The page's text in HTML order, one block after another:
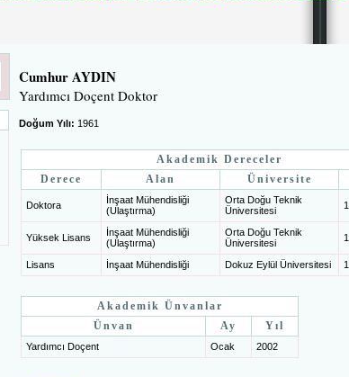
Cumhur AYDIN
Yardımcı Doçent Doktor
Doğum Yılı: 1961
Akademik Dereceler
Derece
Alan Üniversite
Doktora
İnşaat Mühendisliği
(Ulaştırma)
Orta Doğu Teknik
Üniversitesi
Yüksek Lisans
İnşaat Mühendisliği
(Ulaştırma)
Orta Doğu Teknik
Üniversitesi
Lisans İnşaat Mühendisliği Dokuz Eylül Üniversitesi
Akademik Ünvanlar
Ünvan
Ay Yıl
Yardımcı Doçent Ocak 2002